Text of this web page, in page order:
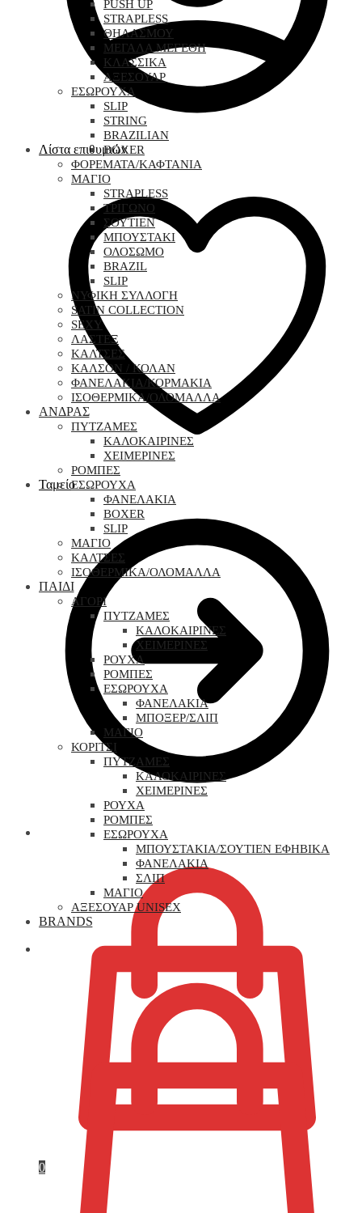
Λίστα επιθυμιών
Ταμείο
0
PUSH UP
STRAPLESS
ΘΗΛΑΣΜΟΥ
ΜΕΓΑΛΑ ΜΕΓΕΘΗ
ΚΛΑΣΣΙΚΑ
ΑΞΕΣΟΥΑΡ
ΕΣΩΡΟΥΧΑ
SLIP
STRING
BRAZILIAN
BOXER
ΦΟΡΕΜΑΤΑ/ΚΑΦΤΑΝΙΑ
ΜΑΓΙΟ
STRAPLESS
ΤΡΙΓΩΝΟ
ΣΟΥΤΙΕΝ
ΜΠΟΥΣΤΑΚΙ
ΟΛΟΣΩΜΟ
BRAZIL
SLIP
ΝΥΦΙΚΗ ΣΥΛΛΟΓΗ
SATIN COLLECTION
SEXY
ΛΑΣΤΕΞ
ΚΑΛΤΣΕΣ
ΚΑΛΣΟΝ / ΚΟΛΑΝ
ΦΑΝΕΛΑΚΙΑ/ΚΟΡΜΑΚΙΑ
ΙΣΟΘΕΡΜΙΚΑ/ΟΛΟΜΑΛΛΑ
ΑΝΔΡΑΣ
ΠΥΤΖΑΜΕΣ
ΚΑΛΟΚΑΙΡΙΝΕΣ
ΧΕΙΜΕΡΙΝΕΣ
ΡΟΜΠΕΣ
ΕΣΩΡΟΥΧΑ
ΦΑΝΕΛΑΚΙΑ
BOXER
SLIP
ΜΑΓΙΟ
ΚΑΛΤΣΕΣ
ΙΣΟΘΕΡΜΙΚΑ/ΟΛΟΜΑΛΛΑ
ΠΑΙΔΙ
ΑΓΟΡΙ
ΠΥΤΖΑΜΕΣ
ΚΑΛΟΚΑΙΡΙΝΕΣ
ΧΕΙΜΕΡΙΝΕΣ
ΡΟΥΧΑ
ΡΟΜΠΕΣ
ΕΣΩΡΟΥΧΑ
ΦΑΝΕΛΑΚΙΑ
ΜΠΟΞΕΡ/ΣΛΙΠ
ΜΑΓΙΟ
ΚΟΡΙΤΣΙ
ΠΥΤΖΑΜΕΣ
ΚΑΛΟΚΑΙΡΙΝΕΣ
ΧΕΙΜΕΡΙΝΕΣ
ΡΟΥΧΑ
ΡΟΜΠΕΣ
ΕΣΩΡΟΥΧΑ
ΜΠΟΥΣΤΑΚΙΑ/ΣΟΥΤΙΕΝ ΕΦΗΒΙΚΑ
ΦΑΝΕΛΑΚΙΑ
ΣΛΙΠ
ΜΑΓΙΟ
ΑΞΕΣΟΥΑΡ UNISEX
BRANDS